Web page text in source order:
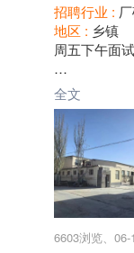
招聘行业 :
地区 : 乡镇
周五下午面
【巴盟临河
[太阳]管吃管
工作岗位：
工作内容：
工作，没有
工作时间：8
六休一
薪资待遇：
全文
6603浏览、 06-